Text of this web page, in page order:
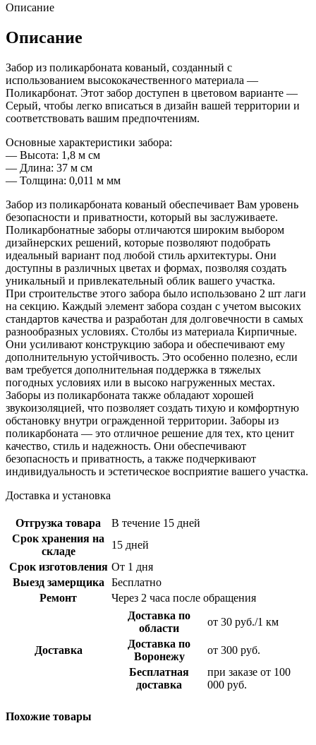
Описание
Описание
Забор из поликарбоната кованый, созданный с
использованием высококачественного материала —
Поликарбонат. Этот забор доступен в цветовом варианте —
Серый, чтобы легко вписаться в дизайн вашей территории и
соответствовать вашим предпочтениям.
Основные характеристики забора:
— Высота: 1,8 м см
— Длина: 37 м см
— Толщина: 0,011 м мм
Забор из поликарбоната кованый обеспечивает Вам уровень
безопасности и приватности, который вы заслуживаете.
Поликарбонатные заборы отличаются широким выбором
дизайнерских решений, которые позволяют подобрать
идеальный вариант под любой стиль архитектуры. Они
доступны в различных цветах и формах, позволяя создать
уникальный и привлекательный облик вашего участка.
При строительстве этого забора было использовано 2 шт лаги
на секцию. Каждый элемент забора создан с учетом высоких
стандартов качества и разработан для долговечности в самых
разнообразных условиях. Столбы из материала Кирпичные.
Они усиливают конструкцию забора и обеспечивают ему
дополнительную устойчивость. Это особенно полезно, если
вам требуется дополнительная поддержка в тяжелых
погодных условиях или в высоко нагруженных местах.
Заборы из поликарбоната также обладают хорошей
звукоизоляцией, что позволяет создать тихую и комфортную
обстановку внутри огражденной территории. Заборы из
поликарбоната — это отличное решение для тех, кто ценит
качество, стиль и надежность. Они обеспечивают
безопасность и приватность, а также подчеркивают
индивидуальность и эстетическое восприятие вашего участка.
Доставка и установка
Отгрузка товара
В течение 15 дней
Срок хранения на
складе
15 дней
Срок изготовления От 1 дня
Выезд замерщика
Бесплатно
Ремонт
Через 2 часа после обращения
Доставка
Доставка по
области
от 30 руб./1 км
Доставка по
Воронежу
от 300 руб.
Бесплатная
доставка
при заказе от 100
000 руб.
Похожие товары